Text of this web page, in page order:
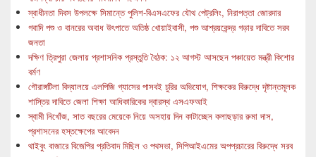
স্বাধীনতা দিবস উপলক্ষে সিমান্তে পুলিশ-বিএসএফের যৌথ পেট্রলিং, নিরাপত্তা জোরদার
গবাদি পশু ও বানরের অবাধ উৎপাতে অতিষ্ঠ খোয়াইবাসী, পশু আশ্রয়কেন্দ্র গড়ার দাবিতে সরব
জনতা
দক্ষিণ ত্রিপুরা জেলায় প্রশাসনিক প্রস্তুতি বৈঠক: ১২ আগস্ট আসছেন পঞ্চায়েত মন্ত্রী কিশোর
বর্মণ
গৌরাঙ্গটিলা বিদ্যালয়ে এলপিজি গ্যাসের পাসবই চুরির অভিযোগ, শিক্ষকের বিরুদ্ধে দৃষ্টান্তমূলক
শাস্তির দাবিতে জেলা শিক্ষা আধিকারিকের দ্বারস্থ এসএফআই
স্বামী নিখোঁজ, সাত বছরের মেয়েকে নিয়ে অসহায় দিন কাটাচ্ছেন কলাছড়ার রুমা দাস,
প্রশাসনের হস্তক্ষেপের আবেদন
থাইবুং বাজারে বিজেপির প্রতিবাদ মিছিল ও পথসভা, সিপিআইএমের অপপ্রচারের বিরুদ্ধে সরব